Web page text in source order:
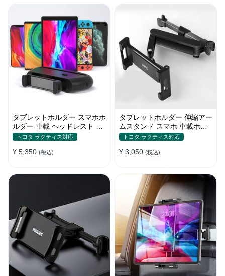
タブレットホルダー スマホホ
ルダー 車載 ヘッドレスト 後
部座席 ipad カー用品
トヨタ ラクティス対応
¥ 5,350 (税込)
タブレットホルダー 伸縮アー
ムスタンド スマホ 車載ホル
ダー ipad 角度・高さ調整
トヨタ ラクティス対応
¥ 3,050 (税込)